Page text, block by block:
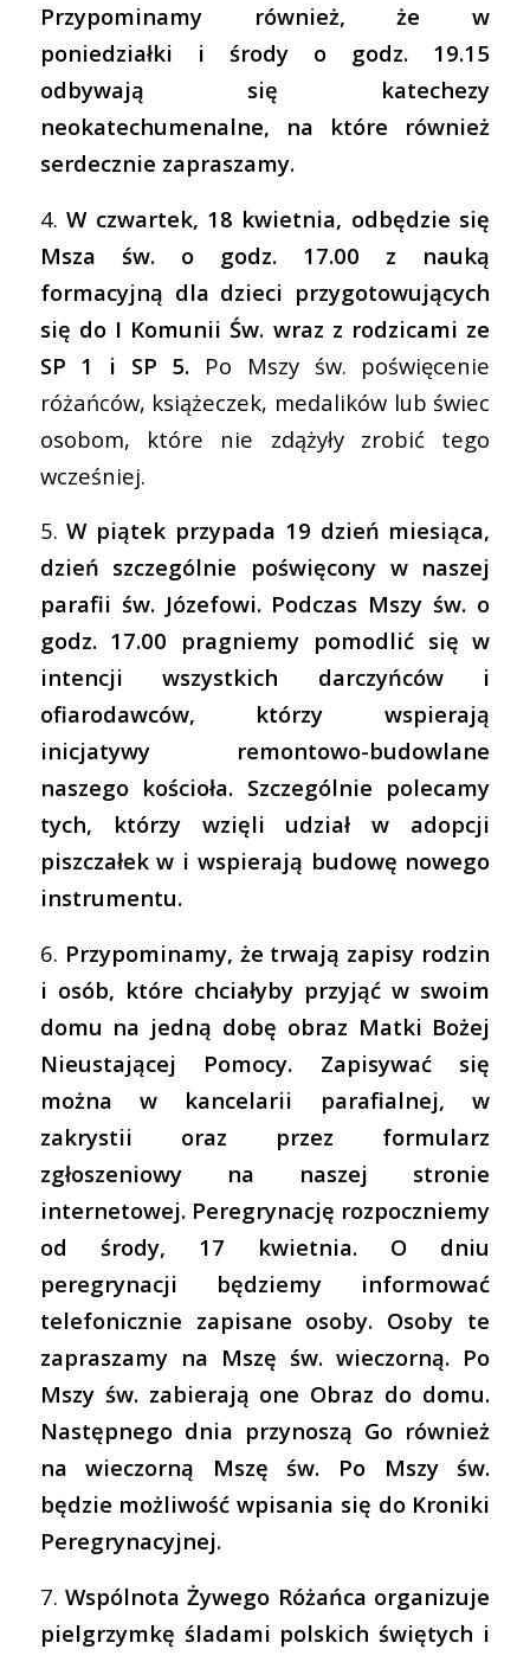
Przypominamy również, że w
poniedziałki i środy o godz. 19.15
odbywają się katechezy
neokatechumenalne, na które również
serdecznie zapraszamy.
4.W czwartek, 18 kwietnia, odbędzie się
Msza św. o godz. 17.00 z nauką
formacyjną dla dzieci przygotowujących
się do I Komunii Św. wraz z rodzicami ze
SP 1 i SP 5. Po Mszy św. poświęcenie
różańców, książeczek, medalików lub świec
osobom, które nie zdążyły zrobić tego
wcześniej.
5.W piątek przypada 19 dzień miesiąca,
dzień szczególnie poświęcony w naszej
parafii św. Józefowi. Podczas Mszy św. o
godz. 17.00 pragniemy pomodlić się w
intencji wszystkich darczyńców i
ofiarodawców, którzy wspierają
inicjatywy remontowo-budowlane
naszego kościoła. Szczególnie polecamy
tych, którzy wzięli udział w adopcji
piszczałek w i wspierają budowę nowego
instrumentu.
6. Przypominamy, że trwają zapisy rodzin
i osób, które chciałyby przyjąć w swoim
domu na jedną dobę obraz Matki Bożej
Nieustającej Pomocy. Zapisywać się
można w kancelarii parafialnej, w
zakrystii oraz przez formularz
zgłoszeniowy na naszej stronie
internetowej. Peregrynację rozpoczniemy
od środy, 17 kwietnia. O dniu
peregrynacji będziemy informować
telefonicznie zapisane osoby. Osoby te
zapraszamy na Mszę św. wieczorną. Po
Mszy św. zabierają one Obraz do domu.
Następnego dnia przynoszą Go również
na wieczorną Mszę św. Po Mszy św.
będzie możliwość wpisania się do Kroniki
Peregrynacyjnej.
7.Wspólnota Żywego Różańca organizuje
pielgrzymkę śladami polskich świętych i